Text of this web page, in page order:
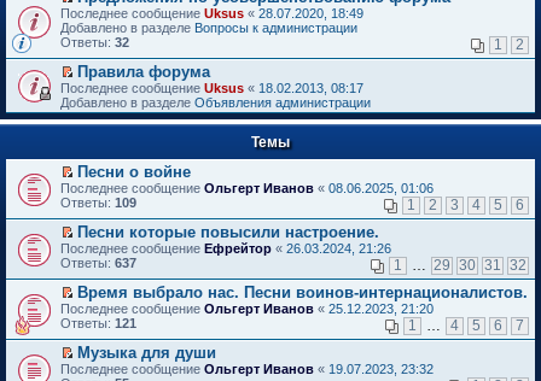
П
е
р
й
т
и
к
п
в
о
м
у
н
е
п
р
о
ч
и
т
а
н
н
Последнее сообщение Uksus « 28.07.2020, 18:49
Добавлено в разделе Вопросы к администрации
Ответы: 32 1 2
П
е
р
е
т
и
к
п
р
в
о
м
у
н
е
п
р
о
ч
Правила форума
Последнее сообщение Uksus « 18.02.2013, 08:17
Добавлено в разделе Объявления администрации
Темы
П
е
е
й
т
и
к
п
е
р
в
о
м
Песни о войне
Последнее сообщение Ольгерт Иванов « 08.06.2025, 01:06
Ответы: 109 1 2 3 4 5 6
П
е
е
й
т
и
к
п
е
Песни которые повысили настроение.
Последнее сообщение Ефрейтор « 26.03.2024, 21:26
Ответы: 637 1 29 30 31 32
П
е
е
й
т
Время выбрало нас. Песни воинов-интернационалистов.
Последнее сообщение Ольгерт Иванов « 25.12.2023, 21:20
Ответы: 121 1 4 5 6 7
П
Музыка для души
Последнее сообщение Ольгерт Иванов « 19.07.2023, 23:32